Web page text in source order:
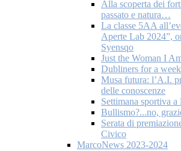
Alla scoperta dei
passato e natura…
La classe 5AA
Aperte Lab 2024”,
Syensqo
Just the Woman I
Dubliners for a week
Musa futura: l’A.I.
delle conoscenze
Settimana sportiva
Bullismo?...no,
Serata di
Civico
MarcoNews 2023-2024